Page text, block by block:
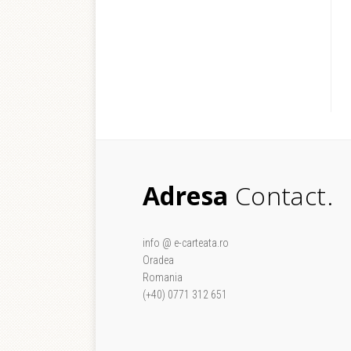
Adresa Contact.
info @ e-carteata.ro
Oradea
Romania
(+40) 0771 312 651